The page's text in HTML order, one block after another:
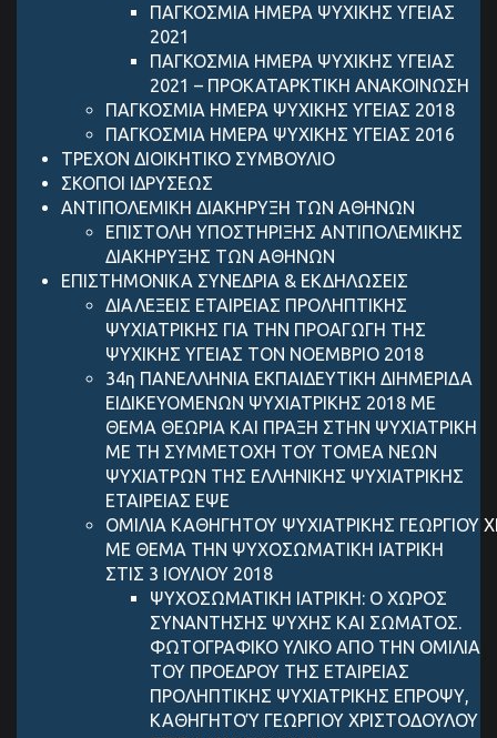
ΠΑΓΚΟΣΜΙΑ ΗΜΕΡΑ ΨΥΧΙΚΗΣ ΥΓΕΙΑΣ
2021
ΠΑΓΚΟΣΜΙΑ ΗΜΕΡΑ ΨΥΧΙΚΗΣ ΥΓΕΙΑΣ
2021 – ΠΡΟΚΑΤΑΡΚΤΙΚΗ ΑΝΑΚΟΙΝΩΣΗ
ΠΑΓΚΟΣΜΙΑ ΗΜΕΡΑ ΨΥΧΙΚΗΣ ΥΓΕΙΑΣ 2018
ΠΑΓΚΟΣΜΙΑ ΗΜΕΡΑ ΨΥΧΙΚΗΣ ΥΓΕΙΑΣ 2016
ΤΡΕΧΟΝ ΔΙΟΙΚΗΤΙΚΟ ΣΥΜΒΟΥΛΙΟ
ΣΚΟΠΟΙ ΙΔΡΥΣΕΩΣ
ANTIΠΟΛΕΜΙΚΗ ΔΙΑΚΗΡΥΞΗ ΤΩΝ ΑΘΗΝΩΝ
ΕΠΙΣΤΟΛΗ ΥΠΟΣΤΗΡΙΞΗΣ ANTIΠΟΛΕΜΙΚΗΣ
ΔΙΑΚΗΡΥΞΗΣ ΤΩΝ ΑΘΗΝΩΝ
ΕΠΙΣΤΗΜΟΝΙΚΑ ΣΥΝΕΔΡΙΑ & ΕΚΔΗΛΩΣΕΙΣ
ΔΙΑΛΕΞΕΙΣ ΕΤΑΙΡΕΙΑΣ ΠΡΟΛΗΠΤΙΚΗΣ
ΨΥΧΙΑΤΡΙΚΗΣ ΓΙΑ ΤΗΝ ΠΡΟΑΓΩΓΗ ΤΗΣ
ΨΥΧΙΚΗΣ ΥΓΕΙΑΣ ΤΟΝ ΝΟΕΜΒΡΙΟ 2018
34η ΠΑΝΕΛΛΗΝΙΑ ΕΚΠΑΙΔΕΥΤΙΚΗ ΔΙΗΜΕΡΙΔΑ
ΕΙΔΙΚΕΥΟΜΕΝΩΝ ΨΥΧΙΑΤΡΙΚΗΣ 2018 ΜΕ
ΘΕΜΑ ΘΕΩΡΙΑ ΚΑΙ ΠΡΑΞΗ ΣΤΗΝ ΨΥΧΙΑΤΡΙΚΗ
ΜΕ ΤΗ ΣΥΜΜΕΤΟΧΗ ΤΟΥ ΤΟΜΕΑ ΝΕΩΝ
ΨΥΧΙΑΤΡΩΝ ΤΗΣ ΕΛΛΗΝΙΚΗΣ ΨΥΧΙΑΤΡΙΚΗΣ
ΕΤΑΙΡΕΙΑΣ ΕΨΕ
ΟΜΙΛΙΑ ΚΑΘΗΓΗΤΟΥ ΨΥΧΙΑΤΡΙΚΗΣ ΓEΩΡΓIΟΥ
ΜΕ ΘΕΜΑ ΤΗΝ ΨΥΧΟΣΩΜΑΤΙΚΗ ΙΑΤΡΙΚΗ
ΣΤΙΣ 3 ΙΟΥΛΙΟΥ 2018
ΨΥΧΟΣΩΜΑΤΙΚΗ ΙΑΤΡΙΚΗ: Ο ΧΩΡΟΣ
ΣΥΝΑΝΤΗΣΗΣ ΨΥΧΗΣ ΚΑΙ ΣΩΜΑΤΟΣ.
ΦΩΤΟΓΡΑΦΙΚΟ ΥΛΙΚΟ ΑΠΟ ΤΗΝ ΟΜΙΛΙΑ
ΤΟΥ ΠΡΟΕΔΡΟΥ ΤΗΣ ΕΤΑΙΡΕΙΑΣ
ΠΡΟΛΗΠΤΙΚΗΣ ΨΥΧΙΑΤΡΙΚΗΣ ΕΠΡΟΨΥ,
ΚΑΘΗΓΗΤΟΎ ΓΕΩΡΓΙΟΥ ΧΡΙΣΤΟΔΟΥΛΟΥ